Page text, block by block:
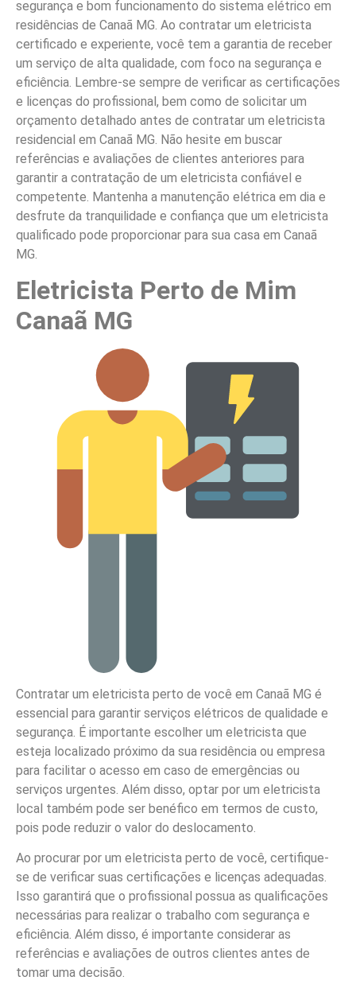
segurança e bom funcionamento do sistema elétrico em
residências de Canaã MG. Ao contratar um eletricista
certificado e experiente, você tem a garantia de receber
um serviço de alta qualidade, com foco na segurança e
eficiência. Lembre-se sempre de verificar as certificações
e licenças do profissional, bem como de solicitar um
orçamento detalhado antes de contratar um eletricista
residencial em Canaã MG. Não hesite em buscar
referências e avaliações de clientes anteriores para
garantir a contratação de um eletricista confiável e
competente. Mantenha a manutenção elétrica em dia e
desfrute da tranquilidade e confiança que um eletricista
qualificado pode proporcionar para sua casa em Canaã
MG.
Eletricista Perto de Mim
Canaã MG
Contratar um eletricista perto de você em Canaã MG é
essencial para garantir serviços elétricos de qualidade e
segurança. É importante escolher um eletricista que
esteja localizado próximo da sua residência ou empresa
para facilitar o acesso em caso de emergências ou
serviços urgentes. Além disso, optar por um eletricista
local também pode ser benéfico em termos de custo,
pois pode reduzir o valor do deslocamento.
Ao procurar por um eletricista perto de você, certifique-
se de verificar suas certificações e licenças adequadas.
Isso garantirá que o profissional possua as qualificações
necessárias para realizar o trabalho com segurança e
eficiência. Além disso, é importante considerar as
referências e avaliações de outros clientes antes de
tomar uma decisão.